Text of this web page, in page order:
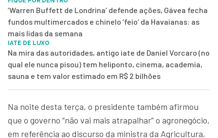
‘Warren Buffett de Londrina’ defende ações, Gávea fecha
fundos multimercados e chinelo ‘feio’ da Havaianas: as
mais lidas da semana
IATE DE LUXO
Na mira das autoridades, antigo iate de Daniel Vorcaro (no
qual ele nunca pisou) tem heliponto, cinema, academia,
sauna e tem valor estimado em R$ 2 bilhões
Na noite desta terça, o presidente também afirmou
que o governo “não vai mais atrapalhar” o agronegócio,
em referência ao discurso da ministra da Agricultura,